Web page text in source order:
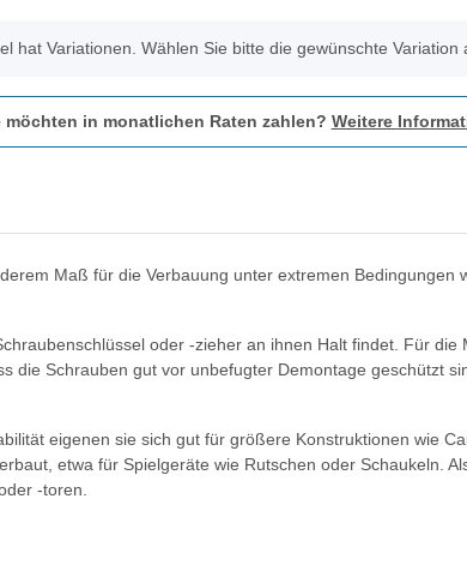
hat Variationen. Wählen Sie bitte die gewünschte Variation
möchten in monatlichen Raten zahlen? Weitere
Maß für die Verbauung unter extremen Bedingungen
oder -zieher an ihnen Halt findet. Für die
die Schrauben gut vor unbefugter Demontage geschützt
eigenen sie sich gut für größere Konstruktionen wie
etwa für Spielgeräte wie Rutschen oder Schaukeln.
-toren.